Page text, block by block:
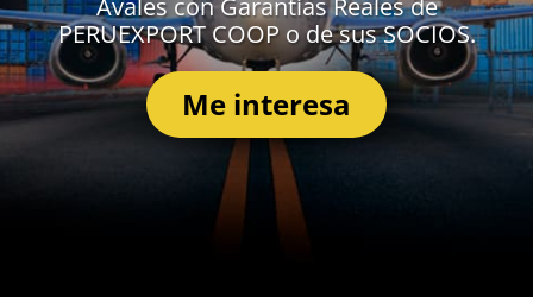
Me interesa